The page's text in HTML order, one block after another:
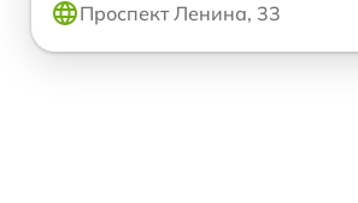
Проспект Ленина, 33